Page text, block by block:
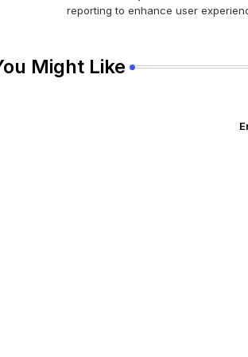
reporting to enhance user
Might Like